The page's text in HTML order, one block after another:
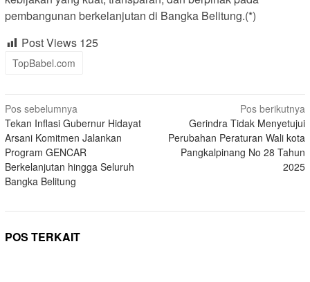
pembangunan berkelanjutan di Bangka Belitung.(*)
Post Views 125
TopBabel.com
Navigasi
pos
Pos sebelumnya
Tekan Inflasi Gubernur Hidayat
Arsani Komitmen Jalankan
Program GENCAR
Berkelanjutan hingga Seluruh
Bangka Belitung
Pos berikutnya
Gerindra Tidak Menyetujui
Perubahan Peraturan Wali kota
Pangkalpinang No 28 Tahun
2025
POS TERKAIT